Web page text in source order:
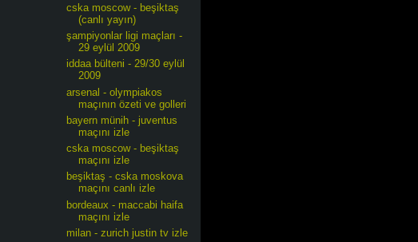
cska moscow - beşiktaş
(canlı yayın)
şampiyonlar ligi maçları -
29 eylül 2009
iddaa bülteni - 29/30 eylül
2009
arsenal - olympiakos
maçının özeti ve golleri
bayern münih - juventus
maçını izle
cska moscow - beşiktaş
maçını izle
beşiktaş - cska moskova
maçını canlı izle
bordeaux - maccabi haifa
maçını izle
milan - zurich justin tv izle